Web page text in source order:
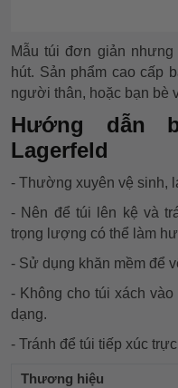
Mẫu túi đơn giản
hút. Sản phẩm cao cấp
người thân, hoặc bạn bè
Hướng dẫn
Lagerfeld
- Thường xuyên vệ sinh,
- Nên để túi lên kệ và
trọng lượng có thể làm
- Sử dụng khăn mềm để
- Không cho túi xách
dạng.
- Tránh để túi tiếp xúc
Thương hiệu